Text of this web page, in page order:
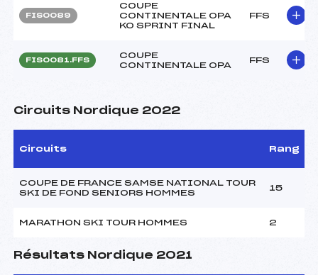
FIS0089
COUPE
CONTINENTALE OPA
KO SPRINT FINAL
FFS
FIS0081.FFS
COUPE
CONTINENTALE OPA
FFS
Circuits Nordique 2022
Circuits Rang
COUPE DE FRANCE SAMSE NATIONAL TOUR
SKI DE FOND SENIORS HOMMES
15
MARATHON SKI TOUR HOMMES 2
Résultats Nordique 2021